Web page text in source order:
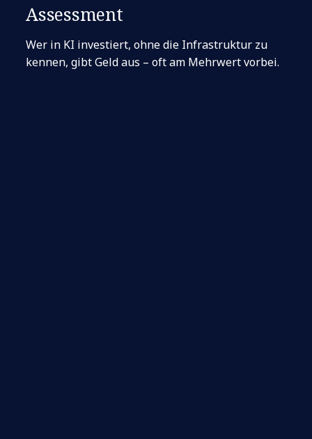
Assessment
Wer in KI investiert, ohne die Infrastruktur zu
kennen, gibt Geld aus – oft am Mehrwert vorbei.